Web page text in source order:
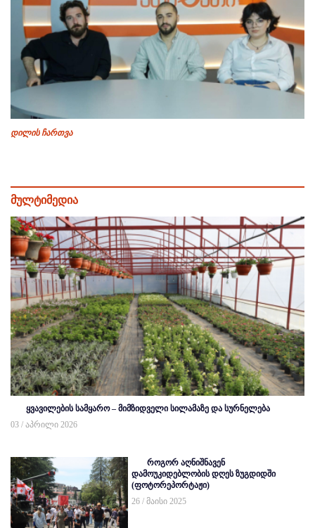
დილის ჩართვა
მულტიმედია
ყვავილების სამყარო – მიმზიდველი სილამაზე და სურნელება
03 / აპრილი 2026
როგორ აღნიშნავენ
დამოუკიდებლობის დღეს ზუგდიდში
(ფოტორეპორტაჟი)
26 / მაისი 2025